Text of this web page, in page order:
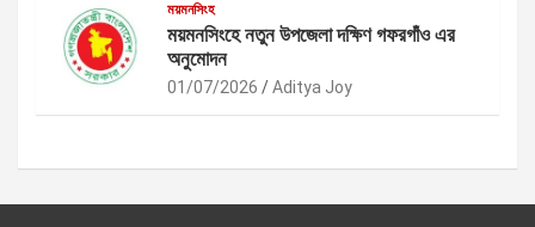
ময়মনসিংহ
ময়মনসিংহে নতুন উপজেলা দক্ষিণ গফরগাঁও এর
অনুমোদন
01/07/2026 Aditya Joy